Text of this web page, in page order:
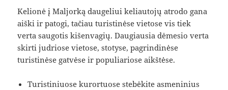
Kelionė į Maljorką daugeliui keliautojų atrodo gana
aiški ir patogi, tačiau turistinėse vietose vis tiek
verta saugotis kišenvagių. Daugiausia dėmesio verta
skirti judriose vietose, stotyse, pagrindinėse
turistinėse gatvėse ir populiariose aikštėse.
Turistiniuose kurortuose stebėkite asmeninius